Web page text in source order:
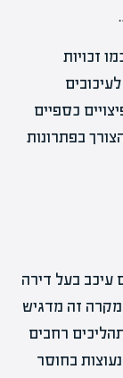
זכויות
כספיים
בפתרונות
עיכב בעל דירה
מקרה זה מדגיש
רחבים
בחוסר